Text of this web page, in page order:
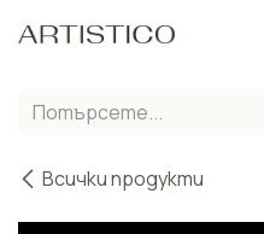
Всички продукти